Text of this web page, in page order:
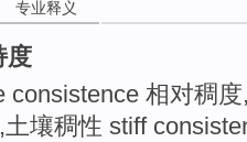
专业释义
度
consistence 相对稠
,土壤稠性 stiff